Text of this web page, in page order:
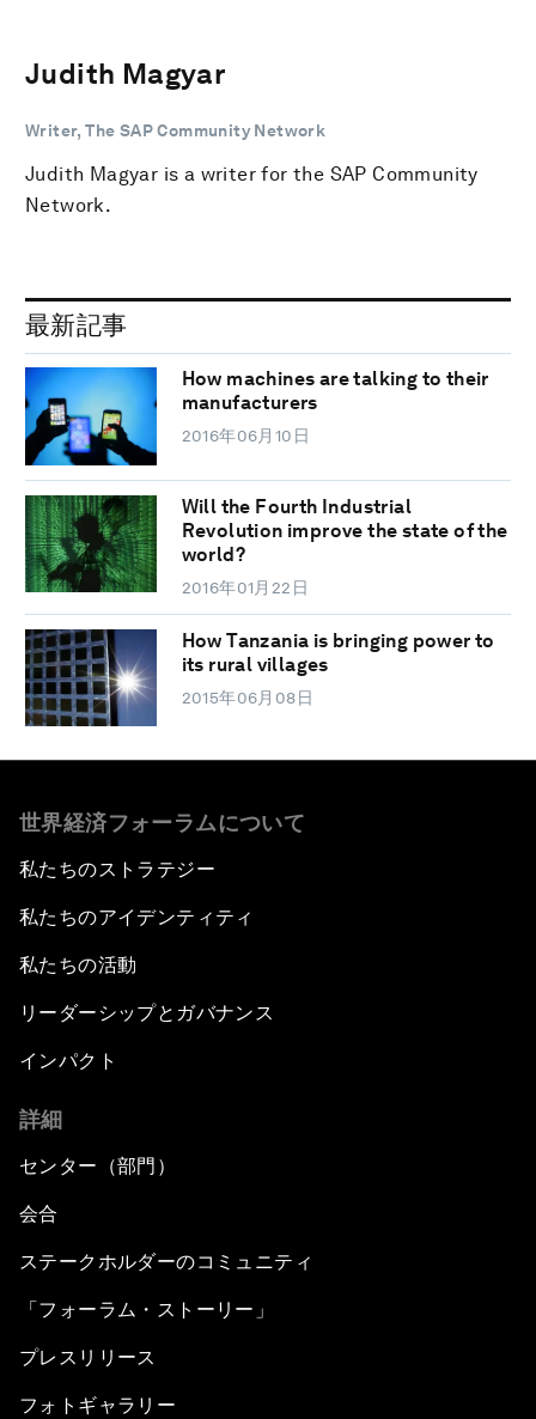
Judith Magyar
Writer, The SAP Community Network
Judith Magyar is a writer for the SAP Community
Network.
最新記事
How machines are talking to their
manufacturers
2016年06月10日
Will the Fourth Industrial
Revolution improve the state of the
world?
2016年01月22日
How Tanzania is bringing power to
its rural villages
2015年06月08日
世界経済フォーラムについて
私たちのストラテジー
私たちのアイデンティティ
私たちの活動
リーダーシップとガバナンス
インパクト
詳細
センター（部門）
会合
ステークホルダーのコミュニティ
「フォーラム・ストーリー」
プレスリリース
フォトギャラリー